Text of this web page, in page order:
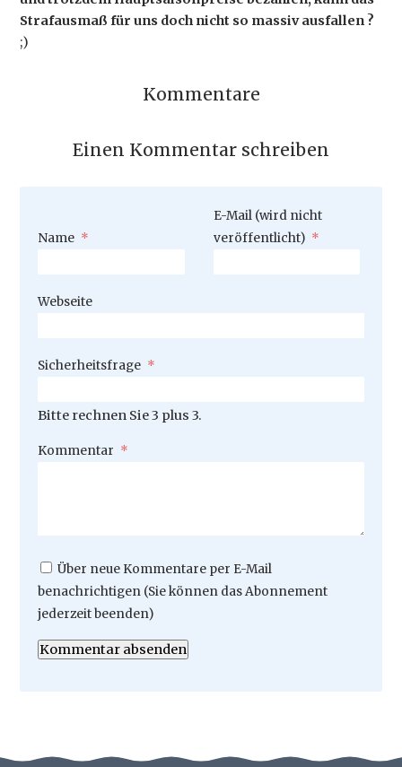
Strafausmaß für uns doch nicht so massiv ausfallen ?
;)
Kommentare
Einen Kommentar schreiben
Pflichtfeld
Name *
Pflichtfeld
E-Mail (wird nicht
veröffentlicht) *
Webseite
Pflichtfeld
Sicherheitsfrage *
Bitte rechnen Sie 3 plus 3.
Pflichtfeld
Kommentar *
Über neue Kommentare per E-Mail
benachrichtigen (Sie können das Abonnement
jederzeit beenden)
Kommentar absenden